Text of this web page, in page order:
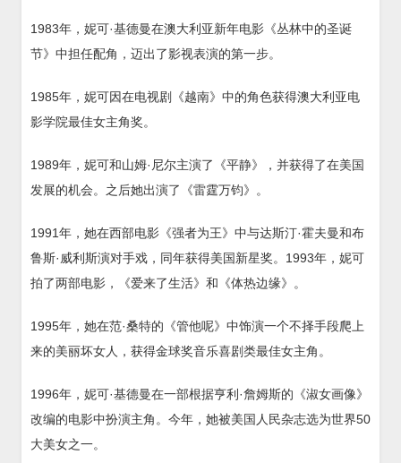
1983年，妮可·基德曼在澳大利亚新年电影《丛林中的圣诞
节》中担任配角，迈出了影视表演的第一步。
1985年，妮可因在电视剧《越南》中的角色获得澳大利亚电
影学院最佳女主角奖。
1989年，妮可和山姆·尼尔主演了《平静》，并获得了在美国
发展的机会。之后她出演了《雷霆万钧》。
1991年，她在西部电影《强者为王》中与达斯汀·霍夫曼和布
鲁斯·威利斯演对手戏，同年获得美国新星奖。1993年，妮可
拍了两部电影，《爱来了生活》和《体热边缘》。
1995年，她在范·桑特的《管他呢》中饰演一个不择手段爬上
来的美丽坏女人，获得金球奖音乐喜剧类最佳女主角。
1996年，妮可·基德曼在一部根据亨利·詹姆斯的《淑女画像》
改编的电影中扮演主角。今年，她被美国人民杂志选为世界50
大美女之一。